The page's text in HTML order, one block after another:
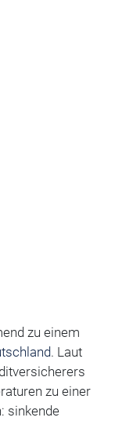
zu einem
. Laut
zu einer
sinkende